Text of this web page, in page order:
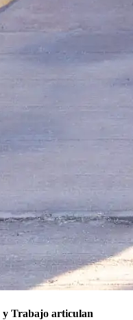
y Trabajo articulan